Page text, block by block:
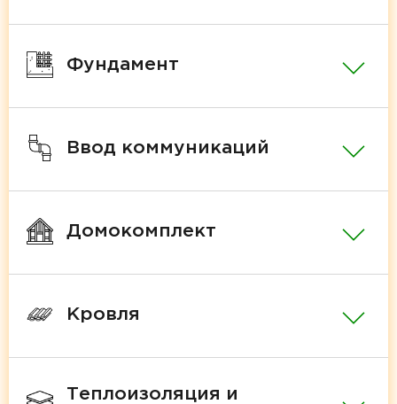
Фундамент
Ввод коммуникаций
Домокомплект
Кровля
Теплоизоляция и